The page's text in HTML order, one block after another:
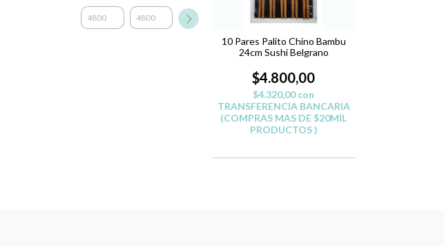
10 Pares Palito Chino Bambu
24cm Sushi Belgrano
$4.800,00
$4.320,00con
TRANSFERENCIA BANCARIA
(COMPRAS MAS DE $20MIL
PRODUCTOS )